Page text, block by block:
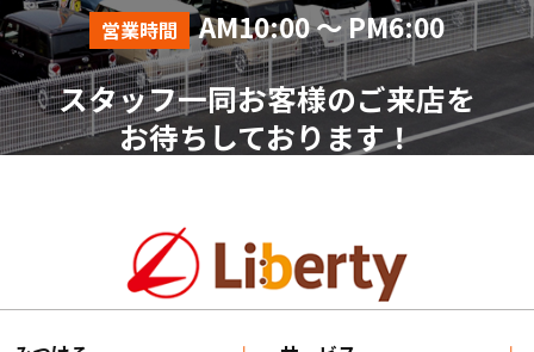
7．その他
本人が容易に認識できない方法による個人情報の取
得は行っておりません。
個人情報に関する相談窓口
（平日AM10:00～PM18:00 ※土、日、祝、年末年始を
営業時間 AM10:00 ～ PM6:00
スタッフ一同お客様のご来店を
お待ちしております！